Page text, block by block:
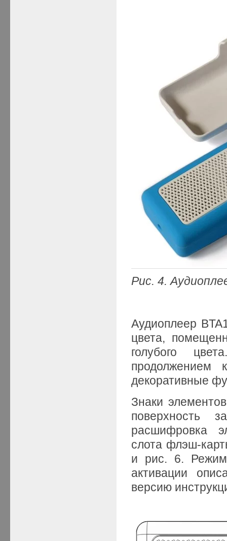
Рис. 4.
Аудиоплеер
цвета,
голубого
продолжением
декоративные
Знаки
поверхность
расшифровка
слота флэш-
и рис. 6.
активации
версию